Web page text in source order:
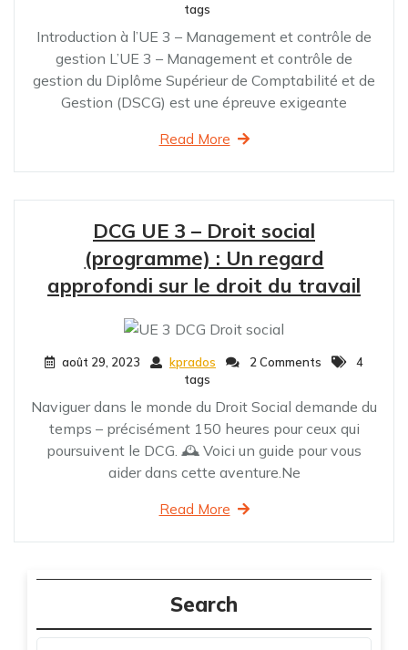
tags
Introduction à l’UE 3 – Management et contrôle de
gestion L’UE 3 – Management et contrôle de
gestion du Diplôme Supérieur de Comptabilité et de
Gestion (DSCG) est une épreuve exigeante
Read More
DCG UE 3 – Droit social
(programme) : Un regard
approfondi sur le droit du travail
août 29, 2023 kprados 2 Comments
4
tags
Naviguer dans le monde du Droit Social demande du
temps – précisément 150 heures pour ceux qui
poursuivent le DCG. 🕰️ Voici un guide pour vous
aider dans cette aventure.Ne
Read More
Search